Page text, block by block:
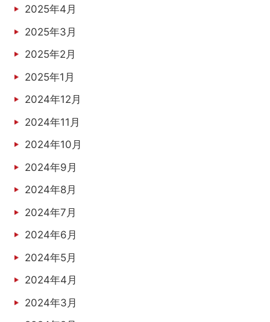
2025年4月
2025年3月
2025年2月
2025年1月
2024年12月
2024年11月
2024年10月
2024年9月
2024年8月
2024年7月
2024年6月
2024年5月
2024年4月
2024年3月